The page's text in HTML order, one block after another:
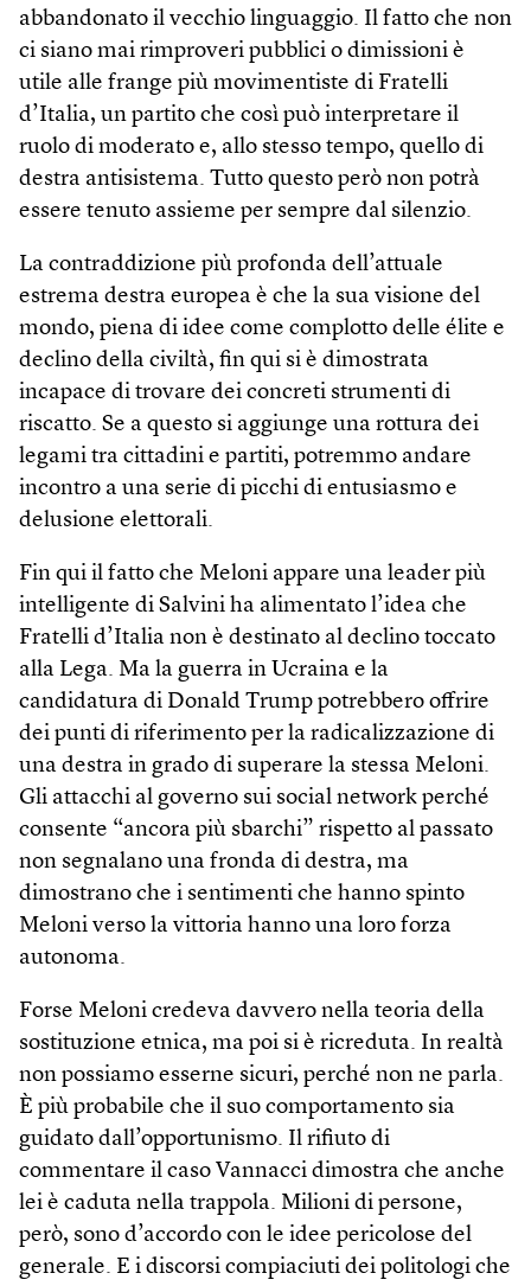
abbandonato il vecchio linguaggio. Il fatto che non
ci siano mai rimproveri pubblici o dimissioni è
utile alle frange più movimentiste di Fratelli
d’Italia, un partito che così può interpretare il
ruolo di moderato e, allo stesso tempo, quello di
destra antisistema. Tutto questo però non potrà
essere tenuto assieme per sempre dal silenzio.
La contraddizione più profonda dell’attuale
estrema destra europea è che la sua visione del
mondo, piena di idee come complotto delle élite e
declino della civiltà, fin qui si è dimostrata
incapace di trovare dei concreti strumenti di
riscatto. Se a questo si aggiunge una rottura dei
legami tra cittadini e partiti, potremmo andare
incontro a una serie di picchi di entusiasmo e
delusione elettorali.
Fin qui il fatto che Meloni appare una leader più
intelligente di Salvini ha alimentato l’idea che
Fratelli d’Italia non è destinato al declino toccato
alla Lega. Ma la guerra in Ucraina e la
candidatura di Donald Trump potrebbero offrire
dei punti di riferimento per la radicalizzazione di
una destra in grado di superare la stessa Meloni.
Gli attacchi al governo sui social network perché
consente “ancora più sbarchi” rispetto al passato
non segnalano una fronda di destra, ma
dimostrano che i sentimenti che hanno spinto
Meloni verso la vittoria hanno una loro forza
autonoma.
Forse Meloni credeva davvero nella teoria della
sostituzione etnica, ma poi si è ricreduta. In realtà
non possiamo esserne sicuri, perché non ne parla.
È più probabile che il suo comportamento sia
guidato dall’opportunismo. Il rifiuto di
commentare il caso Vannacci dimostra che anche
lei è caduta nella trappola. Milioni di persone,
però, sono d’accordo con le idee pericolose del
generale. E i discorsi compiaciuti dei politologi che